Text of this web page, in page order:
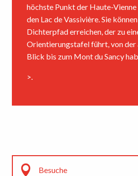
höchste Punkt der Haute-
den Lac de Vassivière. Sie
Dichterpfad erreichen, der zu
Orientierungstafel führt, von der
Blick bis zum Mont du Sancy
>.
Besuche
Ort für
majestätischem